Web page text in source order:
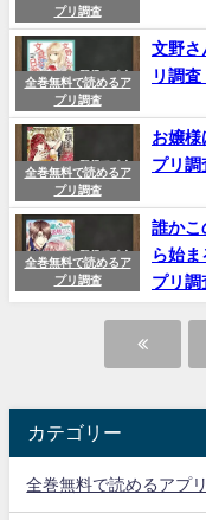
プリ調査
全巻無料で読めるア
プリ調査
文野さ
リ調査
全巻無料で読めるア
プリ調査
お嬢様
プリ調
全巻無料で読めるア
プリ調査
誰かこ
ら始
プリ調
カテゴリー
全巻無料で読めるアプ